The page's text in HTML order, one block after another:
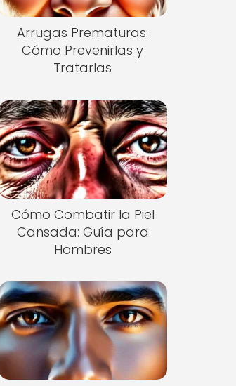
Arrugas Prematuras:
Cómo Prevenirlas y
Tratarlas
Cómo Combatir la Piel
Cansada: Guía para
Hombres